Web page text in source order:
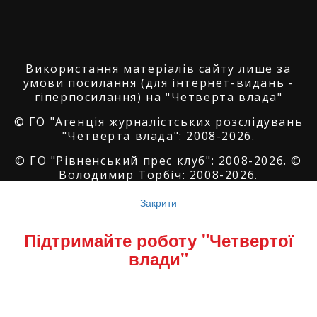
Використання матеріалів сайту лише за
умови посилання (для інтернет-видань -
гіперпосилання) на "Четверта влада"
© ГО "Агенція журналістських розслідувань
"Четверта влада": 2008-2026.
© ГО "Рівненський прес клуб": 2008-2026. ©
Володимир Торбіч: 2008-2026.
SoftGroup
Reserved
Закрити
Підтримайте роботу "Четвертої
влади"